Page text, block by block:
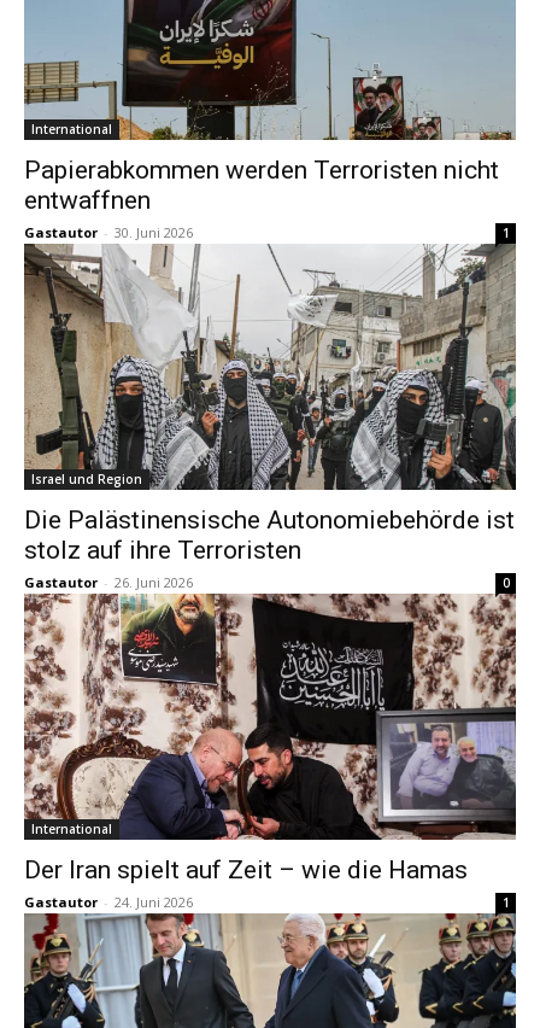
International
Papierabkommen werden Terroristen nicht
entwaffnen
Gastautor - 30. Juni 2026 1
Israel und Region
Die Palästinensische Autonomiebehörde ist
stolz auf ihre Terroristen
Gastautor - 26. Juni 2026 0
International
Der Iran spielt auf Zeit – wie die Hamas
Gastautor - 24. Juni 2026 1